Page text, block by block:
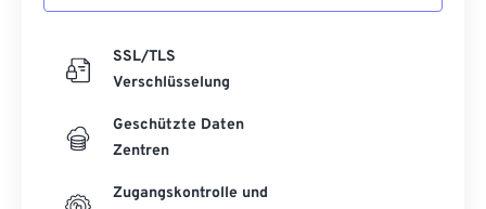
SSL/TLS
Verschlüsselung
Geschützte Daten
Zentren
Zugangskontrolle und